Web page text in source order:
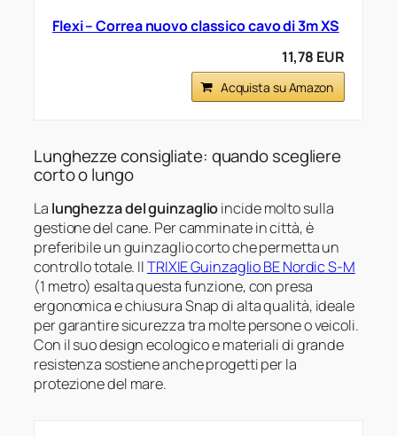
Flexi – Correa nuovo classico cavo di 3m XS
11,78 EUR
Acquista su Amazon
Lunghezze consigliate: quando scegliere
corto o lungo
La lunghezza del guinzaglioincide molto sulla
gestione del cane. Per camminate in città, è
preferibile un guinzaglio corto che permetta un
controllo totale. IlTRIXIE Guinzaglio BE Nordic S-M
(1 metro) esalta questa funzione, con presa
ergonomica e chiusura Snap di alta qualità, ideale
per garantire sicurezza tra molte persone o veicoli.
Con il suo design ecologico e materiali di grande
resistenza sostiene anche progetti per la
protezione del mare.